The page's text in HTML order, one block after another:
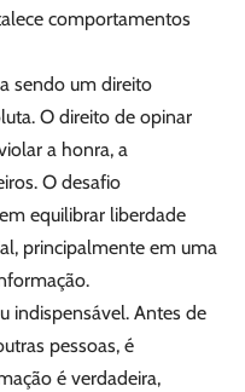
comportamentos
sendo um direito
O direito de opinar
a honra, a
O desafio
equilibrar liberdade
principalmente em uma
indispensável. Antes de
pessoas, é
é verdadeira,